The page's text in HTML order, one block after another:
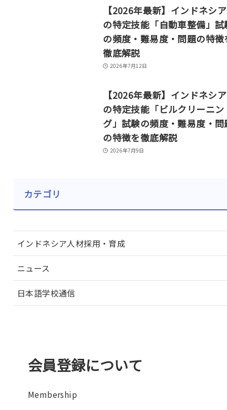
【2026年最新】インドネシ
の特定技能「自動車整備」試
の頻度・難易度・問題の特徴
徹底解説
2026年7月12日
【2026年最新】インドネシ
の特定技能「ビルクリーニン
グ」試験の頻度・難易度・問
の特徴を徹底解説
2026年7月9日
カテゴリ
インドネシア人材採用・育成
ニュース
日本語学校通信
会員登録について
Membership